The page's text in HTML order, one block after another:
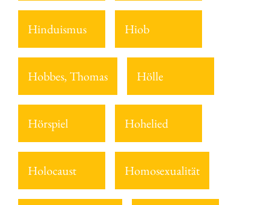
Hinduismus Hiob
Hobbes, Thomas Hölle
Hörspiel Hohelied
Holocaust Homosexualität